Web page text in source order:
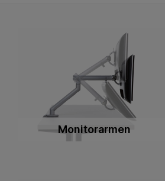
Monitorarmen